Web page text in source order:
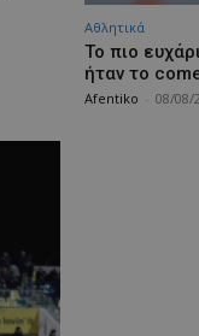
Αθλητικά
Το πιο
ήταν το
Afentiko 08/08/